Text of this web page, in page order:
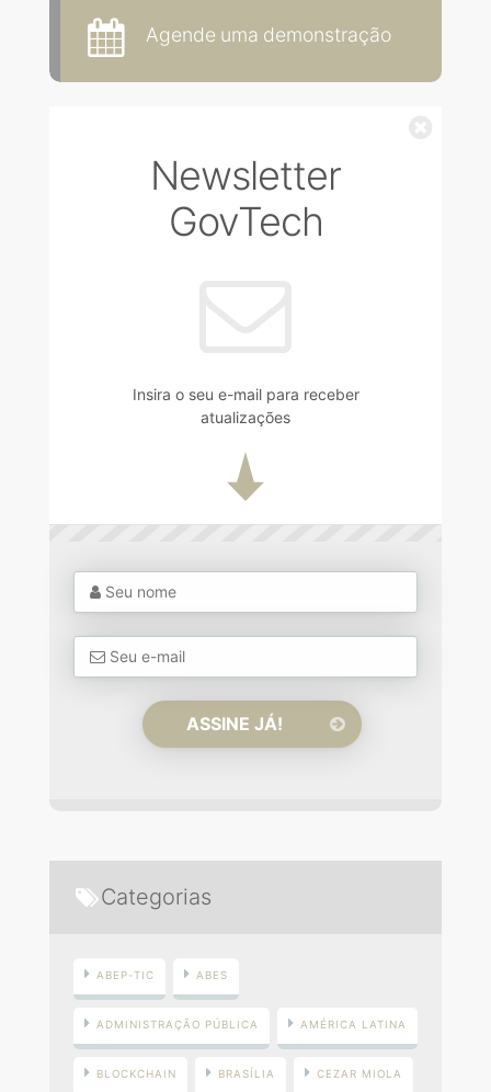
Agende uma demonstração
Newsletter
GovTech
Insira o seu e-mail para receber
atualizações
Categorias
ABEP-TIC ABES
ADMINISTRAÇÃO PÚBLICA AMÉRICA LATINA
BLOCKCHAIN BRASÍLIA CEZAR MIOLA